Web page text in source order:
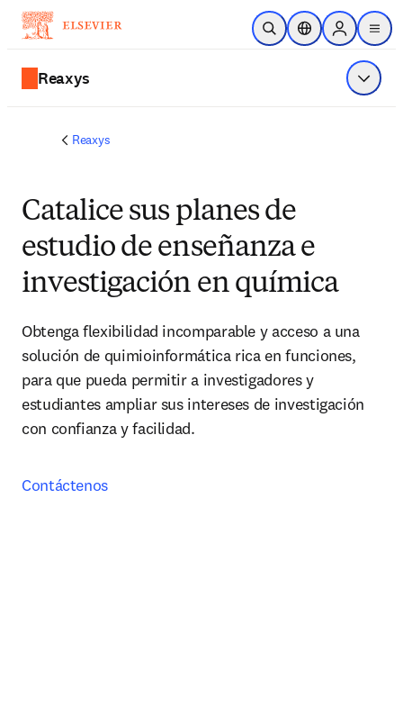
Saltar al contenido principal
Abrir búsqueda
Selector deSign in to
menu
Reaxys
Reaxys
Catalice sus planes de
estudio de enseñanza e
investigación en química
Obtenga flexibilidad incomparable y acceso a una
solución de quimioinformática rica en funciones,
para que pueda permitir a investigadores y
estudiantes ampliar sus intereses de investigación
con confianza y facilidad.
Contáctenos